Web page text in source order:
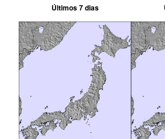
Últimos 7 dias